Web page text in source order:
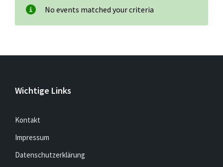
No events matched your criteria
Wichtige Links
Kontakt
Impressum
Datenschutzerklärung